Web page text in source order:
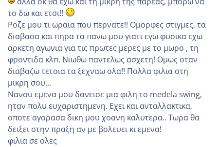
το δω και ετσι!!
Ροζε μου τι ωραια που περνατε!! Ομορφες στιγμες, τα
διαβασα και πηρα τα πανω μου γιατι εγω φυσικα εχω
αρκετη αγωνια για τις πρωτες μερες με το μωρο , τη
φροντιδα κλπ. Νιωθω παντελως ασχετη! Ομως οταν
διαβαζω τετοια τα ξεχναω ολα!! Πολλα φιλια στη
μικρη σου...
Νανσυ εμενα μου δανεισε μια φιλη το medela swing,
ηταν πολυ ευχαριστημενη. Εχει και ανταλλακτικα,
οποτε αγορασα δικη μου χοανη καλυτερα.. Τωρα θα
δειξει στην πραξη αν με βολευει κι εμενα!
φιλια σε ολες